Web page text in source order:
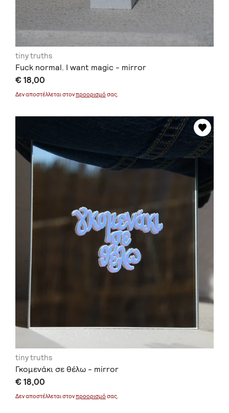
tiny truths
Fuck normal. I want magic - mirror
€ 18,00
Δεν αποστέλλεται στονπροορισμό σας.
tiny truths
Γκομενάκι σε θέλω - mirror
€ 18,00
Δεν αποστέλλεται στονπροορισμό σας.